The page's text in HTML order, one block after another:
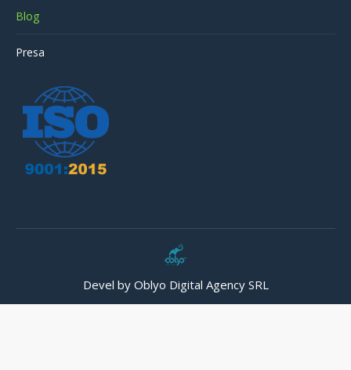
Blog
Presa
Devel by Oblyo Digital Agency SRL